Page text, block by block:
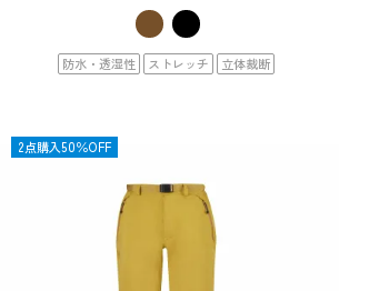
防水・透湿性 ストレッチ 立体裁断
OUTLET
2点購入50％OFF